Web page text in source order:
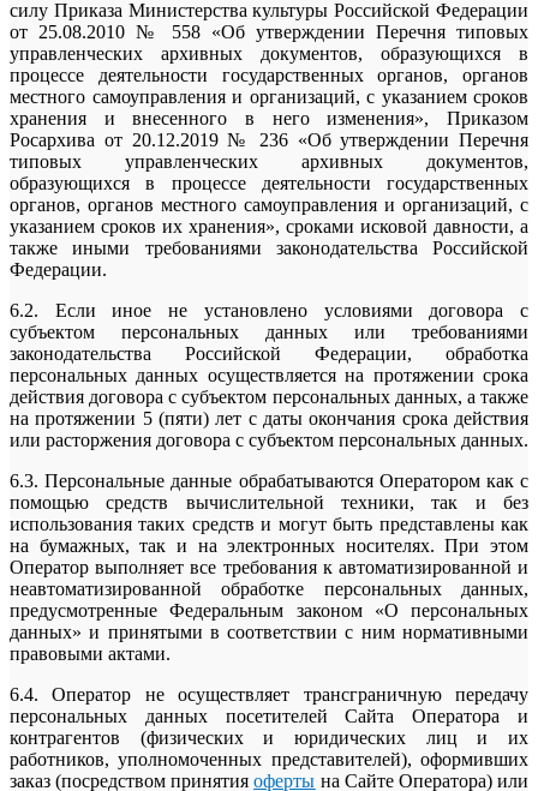
силу Приказа Министерства культуры Российской Федерации
от 25.08.2010 № 558 «Об утверждении Перечня типовых
управленческих архивных документов, образующихся в
процессе деятельности государственных органов, органов
местного самоуправления и организаций, с указанием сроков
хранения и внесенного в него изменения», Приказом
Росархива от 20.12.2019 № 236 «Об утверждении Перечня
типовых управленческих архивных документов,
образующихся в процессе деятельности государственных
органов, органов местного самоуправления и организаций, с
указанием сроков их хранения», сроками исковой давности, а
также иными требованиями законодательства Российской
Федерации.
6.2. Если иное не установлено условиями договора с
субъектом персональных данных или требованиями
законодательства Российской Федерации, обработка
персональных данных осуществляется на протяжении срока
действия договора с субъектом персональных данных, а также
на протяжении 5 (пяти) лет с даты окончания срока действия
или расторжения договора с субъектом персональных данных.
6.3. Персональные данные обрабатываются Оператором как с
помощью средств вычислительной техники, так и без
использования таких средств и могут быть представлены как
на бумажных, так и на электронных носителях. При этом
Оператор выполняет все требования к автоматизированной и
неавтоматизированной обработке персональных данных,
предусмотренные Федеральным законом «О персональных
данных» и принятыми в соответствии с ним нормативными
правовыми актами.
6.4. Оператор не осуществляет трансграничную передачу
персональных данных посетителей Сайта Оператора и
контрагентов (физических и юридических лиц и их
работников, уполномоченных представителей), оформивших
заказ (посредством принятияоферты на Сайте Оператора) или